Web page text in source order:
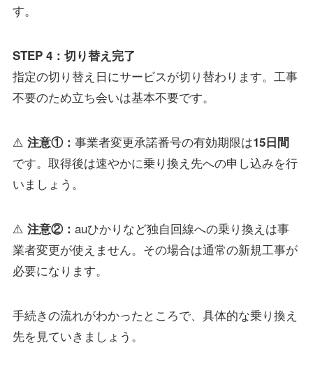
す。
STEP 4：切り替え完了
指定の切り替え日にサービスが切り替わります。工事
不要のため立ち会いは基本不要です。
⚠️ 注意①： 事業者変更承諾番号の有効期限は15日間
です。取得後は速やかに乗り換え先への申し込みを行
いましょう。
⚠️ 注意②： auひかりなど独自回線への乗り換えは事
業者変更が使えません。その場合は通常の新規工事が
必要になります。
手続きの流れがわかったところで、具体的な乗り換え
先を見ていきましょう。